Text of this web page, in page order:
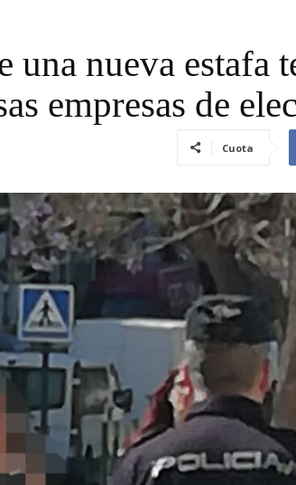
nueva estafa
empresas de
Cuota